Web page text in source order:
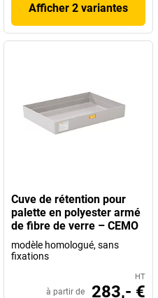
Afficher 2 variantes
Cuve de rétention pour
palette en polyester armé
de fibre de verre – CEMO
modèle homologué, sans
fixations
HT
à partir de 283,- €